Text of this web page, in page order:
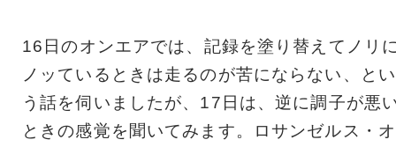
16日のオンエアでは、記録を塗り替えてノリ
ノッているときは走るのが苦にならない、とい
う話を伺いましたが、17日は、逆に調子が悪
ときの感覚を聞いてみます。ロサンゼルス・オ